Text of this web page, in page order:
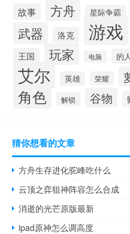
故事 方舟 星际争霸
武器 洛克 游戏
王国 玩家 电脑 的人
艾尔 英雄 荣耀
角色 解锁 谷物
猜你想看的文章
方舟生存进化驼峰吃什么
云顶之弈狙神阵容怎么合成
消逝的光芒原版最新
ipad原神怎么调高度